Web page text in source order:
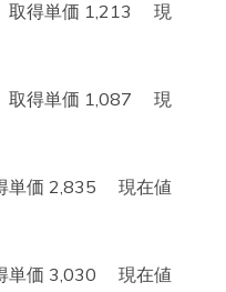
取得単価 1,213 現
取得単価 1,087 現
単価 2,835 現在値
単価 3,030 現在値